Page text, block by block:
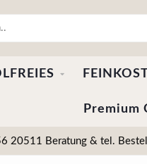
Premium
20511 Beratung & tel.